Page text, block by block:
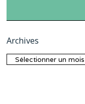
Archives
Archives